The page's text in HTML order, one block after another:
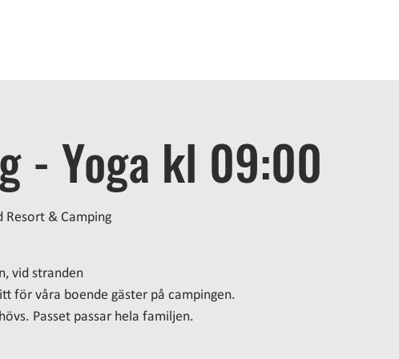
- Yoga kl 09:00
Resort & Camping
vid stranden
för våra boende gäster på campingen.
Passet passar hela familjen.